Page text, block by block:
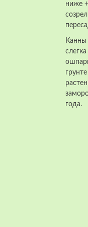
ниже
Канны
года.